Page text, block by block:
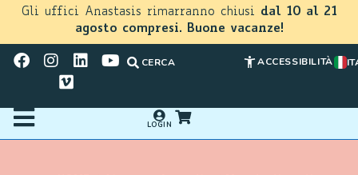
Gli uffici Anastasis rimarranno chiusi dal 10 al 21
agosto compresi. Buone vacanze!
CERCA ACCESSIBILITÀ
LOGIN